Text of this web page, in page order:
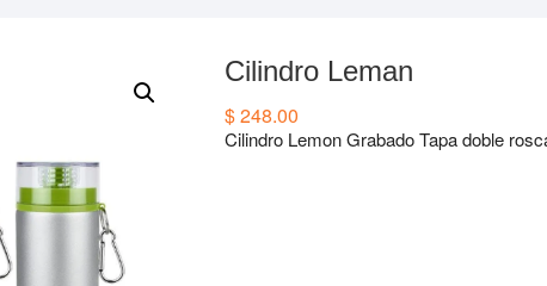
Cilindro Leman
$248.00
Cilindro Lemon Grabado Tapa doble